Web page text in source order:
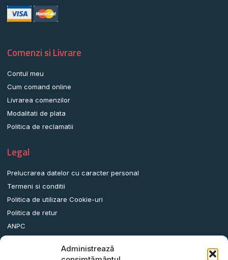
Administrează
Comenzi si Livrare
Contul meu
Cum comand online
Livrarea comenzilor
Modalitati de plata
Politica de reclamatii
Legal
Prelucrarea datelor cu caracter personal
Termeni si conditii
Politica de utilizare Cookie-uri
Politica de retur
ANPC